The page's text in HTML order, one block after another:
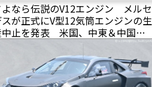
よなら伝説のV12エンジン メルセ
が正式にV型12気筒エンジンの生
中止を発表 米国、中東＆中国で
引き続き販売が継続される